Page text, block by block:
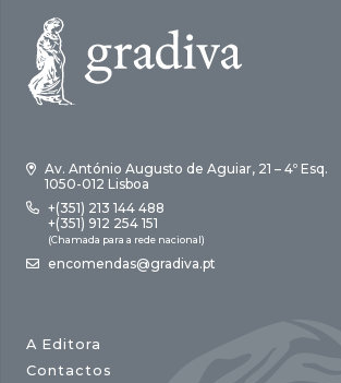
Av. António Augusto de Aguiar, 21 – 4º Esq.
1050-012 Lisboa
+(351) 213 144 488
+(351) 912 254 151
(Chamada para a rede nacional)
encomendas@gradiva.pt
A Editora
Contactos